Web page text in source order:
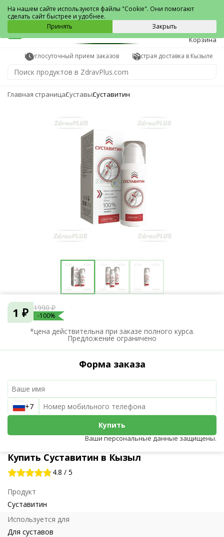
Кызыл
0
Корзина
Круглосуточный прием заказов Быстрая доставка в Кызыле
Главная страницаСуставыСуставитин
Купить Суставитин в Кызыл
4.8 / 5
Продукт
Суставитин
Используется для
Для суставов
1 ₽ 1990 ₽
-100%
*цена действительна при заказе полного курса.
Предложение ограничено
Форма заказа
+7
Купить
Ваши персональные данные защищены.
На нашем сайте используются файлы "Cookie". Они помогают
сделать сайт быстрее и удобнее.
Принять
Закрыть